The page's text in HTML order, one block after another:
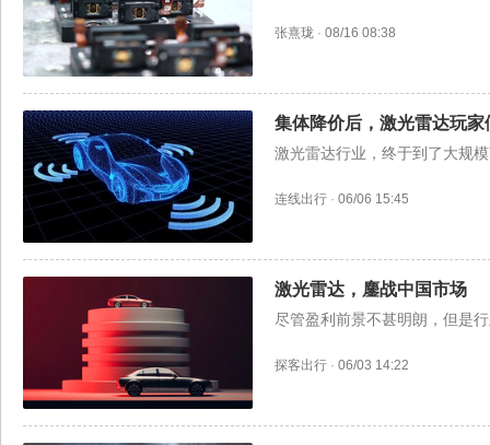
张熹珑 · 08/16 08:38
集体降价后，激光雷达玩
激光雷达行业，终于到了大规
连线出行 · 06/06 15:45
激光雷达，鏖战中国市场
尽管盈利前景不甚明朗，但是
探客出行 · 06/03 14:22